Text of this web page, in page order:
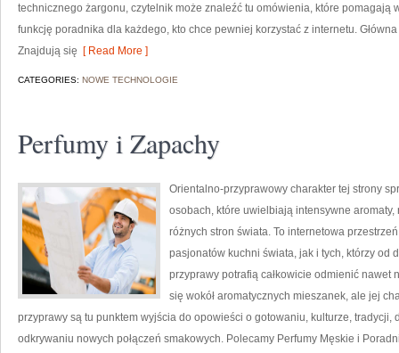
technicznego żargonu, czytelnik może znaleźć tu omówienia, które pomagają
funkcję poradnika dla każdego, kto chce pewniej korzystać z internetu.
Znajdują się [ Read More ]
CATEGORIES: NOWE TECHNOLOGIE
Perfumy i Zapachy
Orientalno-przyprawowy charakter tej strony
osobach, które uwielbiają intensywne
różnych stron świata. To internetowa
pasjonatów kuchni świata, jak i tych, którzy od
przyprawy potrafią całkowicie odmienić nawet
się wokół aromatycznych mieszanek, ale jej
przyprawy są tu punktem wyjścia do opowieści o gotowaniu, kulturze, tradycji,
odkrywaniu nowych połączeń smakowych. Polecamy Perfumy Męskie i